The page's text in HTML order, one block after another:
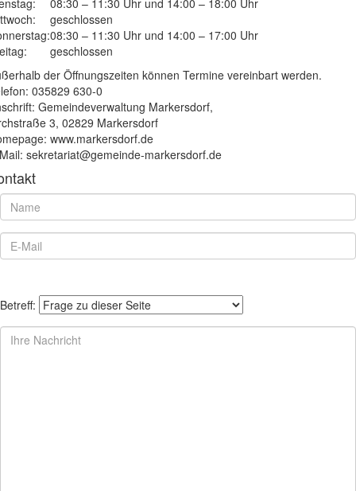
08:30 – 11:30 Uhr und 14:00 – 18:00 Uhr
geschlossen
08:30 – 11:30 Uhr und 14:00 – 17:00 Uhr
geschlossen
der Öffnungszeiten können Termine vereinbart werden.
035829 630-0
Gemeindeverwaltung Markersdorf,
3, 02829 Markersdorf
www.markersdorf.de
sekretariat@gemeinde-markersdorf.de
Betreff: